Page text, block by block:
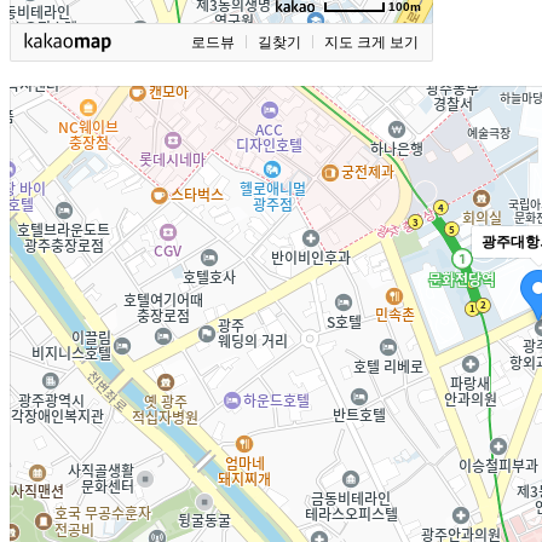
100m
로드뷰 길찾기 지도 크게 보기
광주대